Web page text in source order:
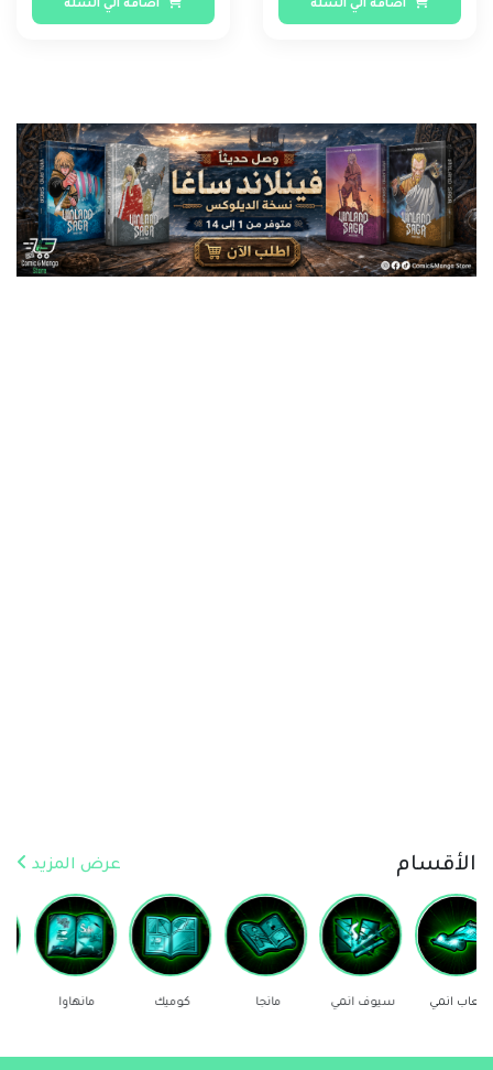
اضافة الي السلة اضافة الي السلة
الأقسام عرض المزيد
سيوف انمي مانجا كوميك مانهاوا ستيكرز